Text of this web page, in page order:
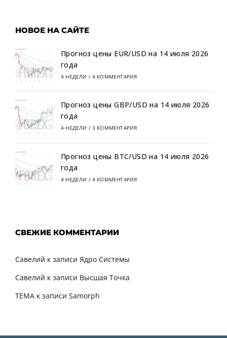
НОВОЕ НА САЙТЕ
Прогноз цены EUR/USD на 14 июля 2026
года
4 НЕДЕЛИ / 4 КОММЕНТАРИЯ
Прогноз цены GBP/USD на 14 июля 2026
года
4 НЕДЕЛИ / 3 КОММЕНТАРИЯ
Прогноз цены BTC/USD на 14 июля 2026
года
4 НЕДЕЛИ / 4 КОММЕНТАРИЯ
СВЕЖИЕ КОММЕНТАРИИ
Савелий к записи Ядро Системы
Савелий к записи Высшая Точка
TEMA к записи Samorph